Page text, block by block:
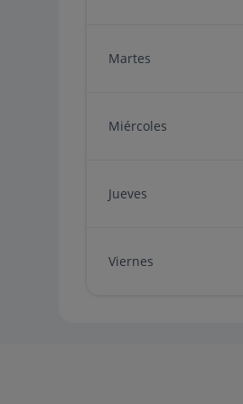
Martes
Miércoles
Jueves
Viernes